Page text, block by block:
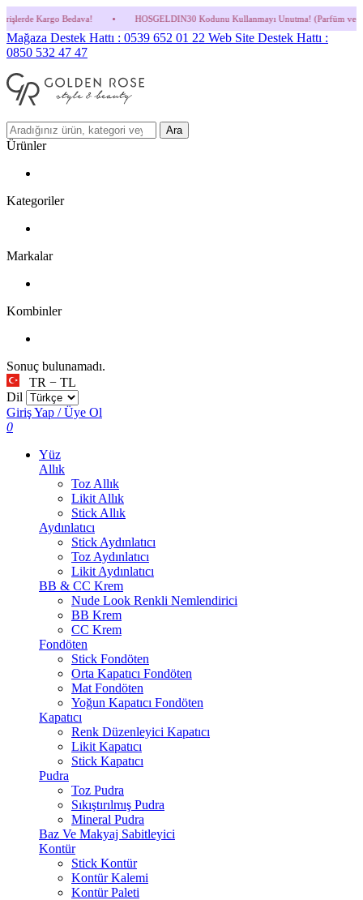
• HOSGELDIN30 Kodunu Kullanmayı Unutma! (Parfüm ve İndirimli Ürünlerde
Mağaza Destek Hattı : 0539 652 01 22 Web Site Destek Hattı :
0850 532 47 47
Ara
Ürünler
Kategoriler
Markalar
Kombinler
Sonuç bulunamadı.
TR − TL
Dil
Giriş Yap / Üye Ol
0
Yüz
Allık
Toz Allık
Likit Allık
Stick Allık
Aydınlatıcı
Stick Aydınlatıcı
Toz Aydınlatıcı
Likit Aydınlatıcı
BB & CC Krem
Nude Look Renkli Nemlendirici
BB Krem
CC Krem
Fondöten
Stick Fondöten
Orta Kapatıcı Fondöten
Mat Fondöten
Yoğun Kapatıcı Fondöten
Kapatıcı
Renk Düzenleyici Kapatıcı
Likit Kapatıcı
Stick Kapatıcı
Pudra
Toz Pudra
Sıkıştırılmış Pudra
Mineral Pudra
Baz Ve Makyaj Sabitleyici
Kontür
Stick Kontür
Kontür Kalemi
Kontür Paleti